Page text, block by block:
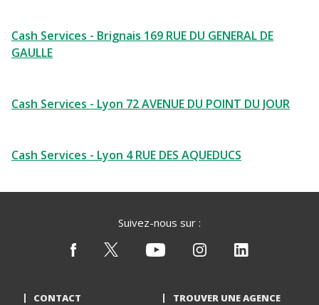
Cash Services - Brignais 169 RUE DU GENERAL DE
GAULLE
Cash Services - Lyon 72 AVENUE DU POINT DU JOUR
Cash Services - Lyon 4 RUE DES AQUEDUCS
Suivez-nous sur :
CONTACT TROUVER UNE AGENCE